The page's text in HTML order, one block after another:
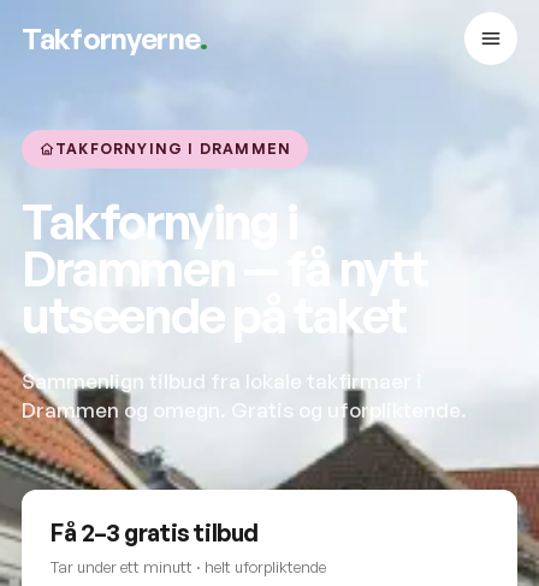
Takfornyerne.
TAKFORNYING I DRAMMEN
Takfornying i
Drammen — få nytt
utseende på taket
Sammenlign tilbud fra lokale takfirmaer i
Drammen og omegn. Gratis og uforpliktende.
Få 2–3 gratis tilbud
Tar under ett minutt · helt uforpliktende